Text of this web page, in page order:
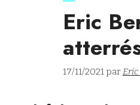
Eric
17/11/2021 parEric